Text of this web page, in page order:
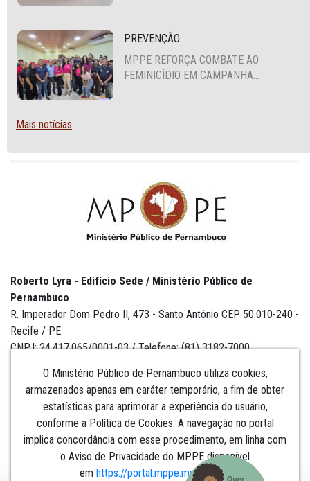
PREVENÇÃO
MPPE REFORÇA COMBATE AO
FEMINICÍDIO EM CAMPANHA
Mais notícias
O Ministério Público de Pernambuco utiliza cookies,
armazenados apenas em caráter temporário, a fim de obter
estatísticas para aprimorar a experiência do usuário,
conforme a Política de Cookies. A navegação no portal
implica concordância com esse procedimento, em linha com
o Aviso de Privacidade do MPPE disponível
em https://portal.mppe.mp.br/lgpd.​​​​​​​
Roberto Lyra - Edifício Sede / Ministério Público de
Pernambuco
R. Imperador Dom Pedro II, 473 - Santo Antônio CEP 50.010-240 -
Recife / PE
CNPJ: 24.417.065/0001-03 / Telefone: (81) 3182-7000
Institucional
Comunicação